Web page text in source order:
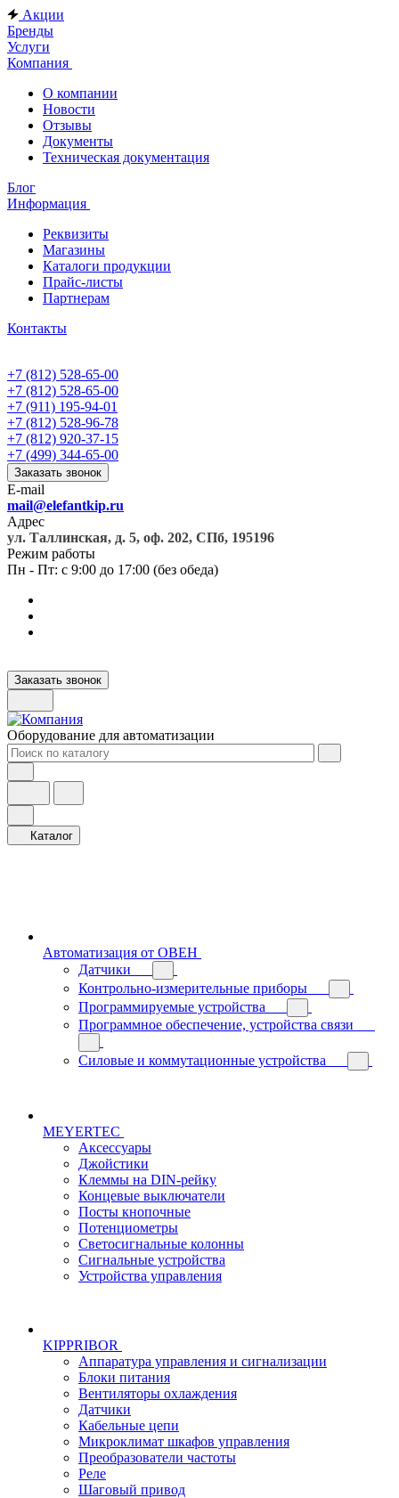
Акции
Бренды
Услуги
Компания
О компании
Новости
Отзывы
Документы
Техническая документация
Блог
Информация
Реквизиты
Магазины
Каталоги продукции
Прайс-листы
Партнерам
Контакты
+7 (812) 528-65-00
+7 (812) 528-65-00
+7 (911) 195-94-01
+7 (812) 528-96-78
+7 (812) 920-37-15
+7 (499) 344-65-00
Заказать звонок
E-mail
mail@elefantkip.ru
Адрес
ул. Таллинская, д. 5, оф. 202, СПб, 195196
Режим работы
Пн - Пт: с 9:00 до 17:00 (без обеда)
Заказать звонок
Оборудование для автоматизации
Каталог
Автоматизация от ОВЕН
Датчики
Контрольно-измерительные приборы
Программируемые устройства
Программное обеспечение, устройства связи
Силовые и коммутационные устройства
MEYERTEC
Аксессуары
Джойстики
Клеммы на DIN-рейку
Концевые выключатели
Посты кнопочные
Потенциометры
Светосигнальные колонны
Сигнальные устройства
Устройства управления
KIPPRIBOR
Аппаратура управления и сигнализации
Блоки питания
Вентиляторы охлаждения
Датчики
Кабельные цепи
Микроклимат шкафов управления
Преобразователи частоты
Реле
Шаговый привод